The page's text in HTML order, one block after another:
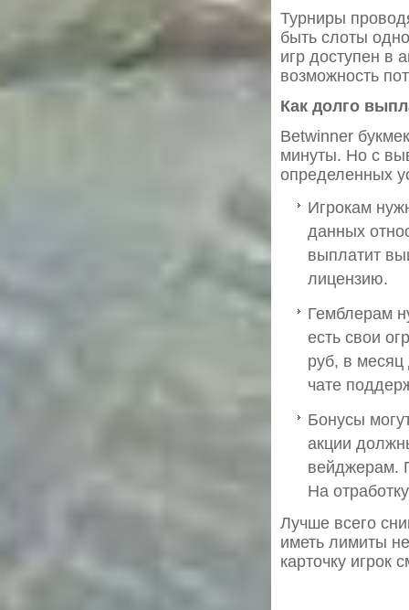
Турниры
быть слоты
игр доступен в
возможность
Как долго
Betwinner
минуты. Но с
определенных
Игрокам
данных
выплатит
лицензию.
Гемблерам
есть свои
руб, в
чате
Бонусы
акции
вейджерам.
На
Лучше всего
иметь лимиты
карточку игрок